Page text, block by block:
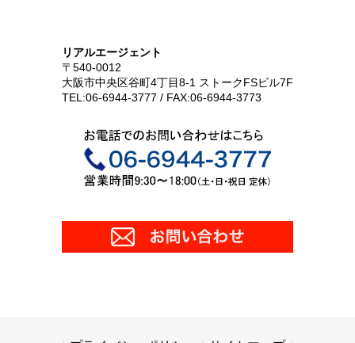
リアルエージェント
〒540-0012
大阪市中央区谷町4丁目8-1 ストークFSビル7F
TEL:06-6944-3777 / FAX:06-6944-3773